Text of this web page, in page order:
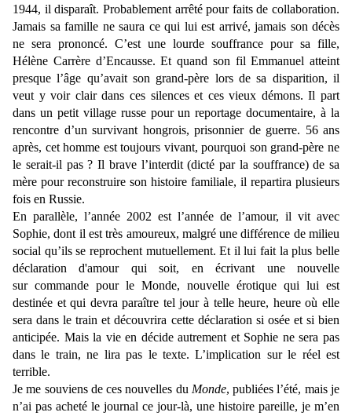
1944, il disparaît. Probablement arrêté pour faits de collaboration.
Jamais sa famille ne saura ce qui lui est arrivé, jamais son décès
ne sera prononcé. C’est une lourde souffrance pour sa fille,
Hélène Carrère d’Encausse. Et quand son fil Emmanuel atteint
presque l’âge qu’avait son grand-père lors de sa disparition, il
veut y voir clair dans ces silences et ces vieux démons. Il part
dans un petit village russe pour un reportage documentaire, à la
rencontre d’un survivant hongrois, prisonnier de guerre. 56 ans
après, cet homme est toujours vivant, pourquoi son grand-père ne
le serait-il pas ? Il brave l’interdit (dicté par la souffrance) de sa
mère pour reconstruire son histoire familiale, il repartira plusieurs
fois en Russie.
En parallèle, l’année 2002 est l’année de l’amour, il vit avec
Sophie, dont il est très amoureux, malgré une différence de milieu
social qu’ils se reprochent mutuellement. Et il lui fait la plus belle
déclaration d'amour qui soit, en écrivant une nouvelle
sur commande pour le Monde, nouvelle érotique qui lui est
destinée et qui devra paraître tel jour à telle heure, heure où elle
sera dans le train et découvrira cette déclaration si osée et si bien
anticipée. Mais la vie en décide autrement et Sophie ne sera pas
dans le train, ne lira pas le texte. L’implication sur le réel est
terrible.
Je me souviens de ces nouvelles du Monde, publiées l’été, mais je
n’ai pas acheté le journal ce jour-là, une histoire pareille, je m’en